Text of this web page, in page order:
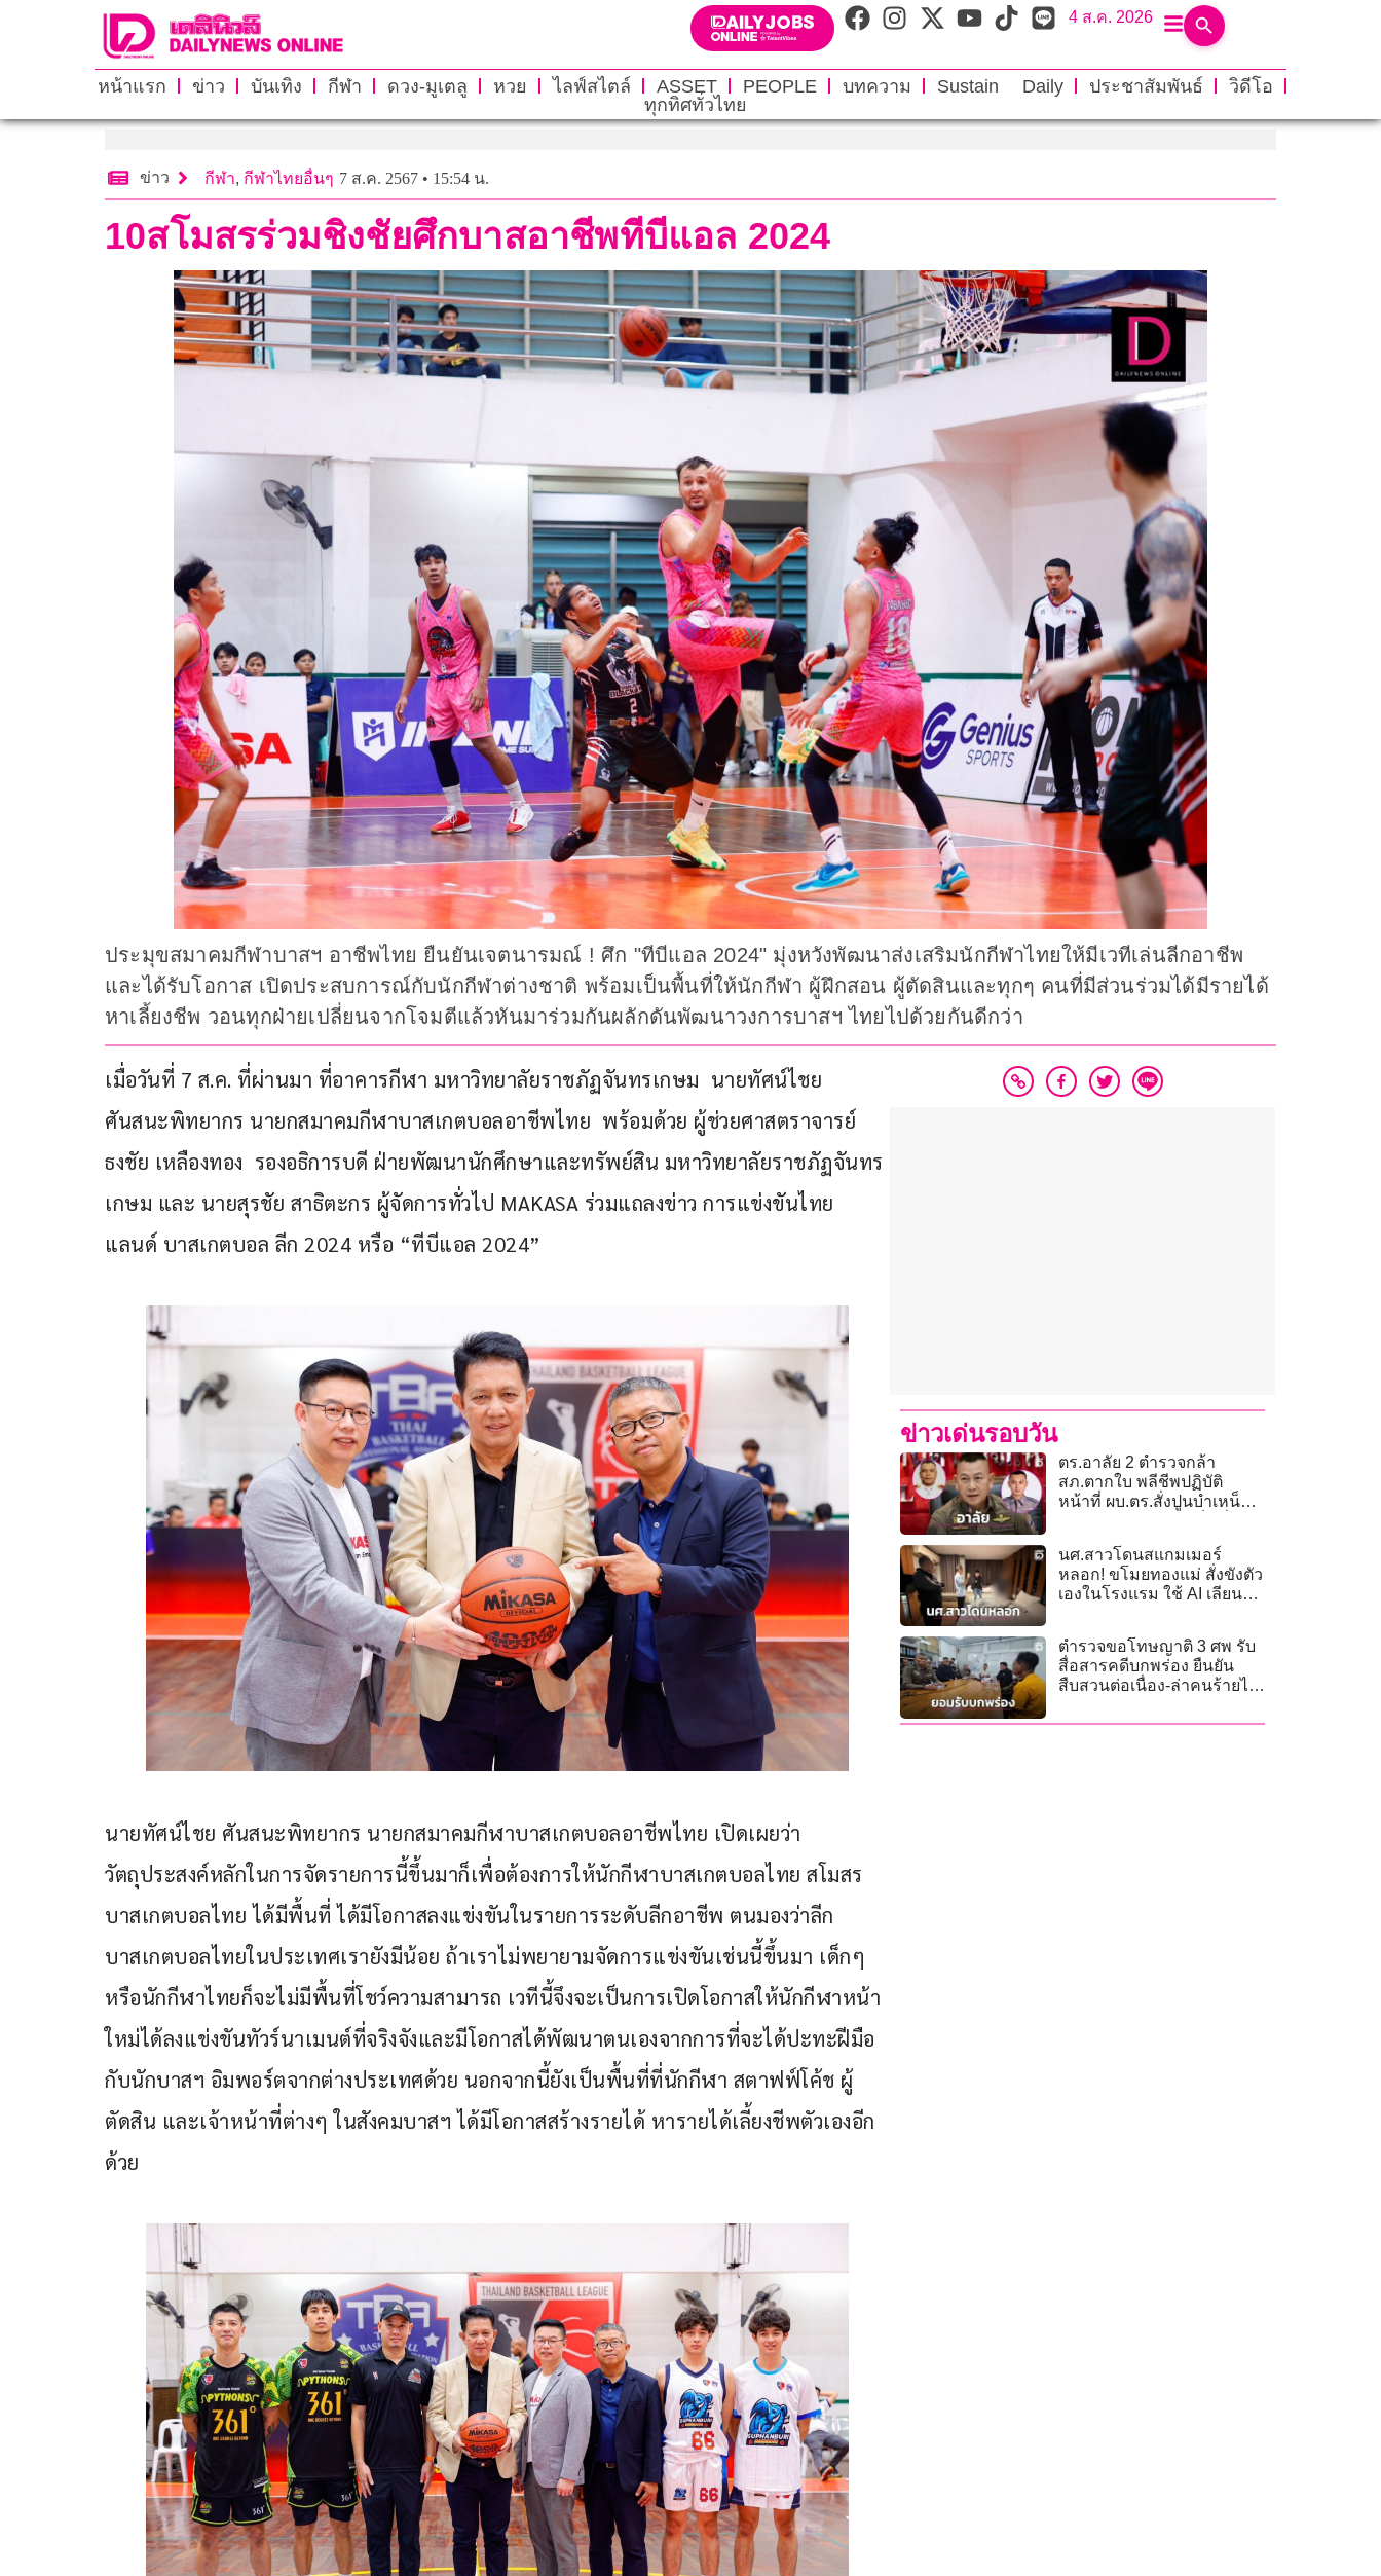
4 ส.ค. 2026
หน้าแรก ข่าว บันเทิง กีฬา ดวง-มูเตลู หวย ไลฟ์สไตล์ ASSET PEOPLE บทความ Sustain Daily ประชาสัมพันธ์
วิดีโอ
ทุกทิศทั่วไทย
ข่าว กีฬา, กีฬาไทยอื่นๆ 7 ส.ค. 2567 • 15:54 น.
10สโมสรร่วมชิงชัยศึกบาสอาชีพทีบีแอล 2024
ประมุขสมาคมกีฬาบาสฯ อาชีพไทย ยืนยันเจตนารมณ์ ! ศึก "ทีบีแอล 2024" มุ่งหวังพัฒนาส่งเสริมนักกีฬาไทยให้มีเวทีเล่นลีกอาชีพ
และได้รับโอกาส เปิดประสบการณ์กับนักกีฬาต่างชาติ พร้อมเป็นพื้นที่ให้นักกีฬา ผู้ฝึกสอน ผู้ตัดสินและทุกๆ คนที่มีส่วนร่วมได้มีรายได้
หาเลี้ยงชีพ วอนทุกฝ่ายเปลี่ยนจากโจมตีแล้วหันมาร่วมกันผลักดันพัฒนาวงการบาสฯ ไทยไปด้วยกันดีกว่า
เมื่อวันที่ 7 ส.ค. ที่ผ่านมา ที่อาคารกีฬา มหาวิทยาลัยราชภัฏจันทรเกษม  นายทัศน์ไชย
ศันสนะพิทยากร นายกสมาคมกีฬาบาสเกตบอลอาชีพไทย  พร้อมด้วย ผู้ช่วยศาสตราจารย์
ธงชัย เหลืองทอง  รองอธิการบดี ฝ่ายพัฒนานักศึกษาและทรัพย์สิน มหาวิทยาลัยราชภัฏจันทร
เกษม และ นายสุรชัย สาธิตะกร ผู้จัดการทั่วไป MAKASA ร่วมแถลงข่าว การแข่งขันไทย
แลนด์ บาสเกตบอล ลีก 2024 หรือ “ทีบีแอล 2024”
นายทัศน์ไชย ศันสนะพิทยากร นายกสมาคมกีฬาบาสเกตบอลอาชีพไทย เปิดเผยว่า
วัตถุประสงค์หลักในการจัดรายการนี้ขึ้นมาก็เพื่อต้องการให้นักกีฬาบาสเกตบอลไทย สโมสร
บาสเกตบอลไทย ได้มีพื้นที่ ได้มีโอกาสลงแข่งขันในรายการระดับลีกอาชีพ ตนมองว่าลีก
บาสเกตบอลไทยในประเทศเรายังมีน้อย ถ้าเราไม่พยายามจัดการแข่งขันเช่นนี้ขึ้นมา เด็กๆ
หรือนักกีฬาไทยก็จะไม่มีพื้นที่โชว์ความสามารถ เวทีนี้จึงจะเป็นการเปิดโอกาสให้นักกีฬาหน้า
ใหม่ได้ลงแข่งขันทัวร์นาเมนต์ที่จริงจังและมีโอกาสได้พัฒนาตนเองจากการที่จะได้ปะทะฝีมือ
กับนักบาสฯ อิมพอร์ตจากต่างประเทศด้วย นอกจากนี้ยังเป็นพื้นที่ที่นักกีฬา สตาฟฟ์โค้ช ผู้
ตัดสิน และเจ้าหน้าที่ต่างๆ ในสังคมบาสฯ ได้มีโอกาสสร้างรายได้ หารายได้เลี้ยงชีพตัวเองอีก
ด้วย
ข่าวเด่นรอบวัน
ตร.อาลัย 2 ตำรวจกล้า
สภ.ตากใบ พลีชีพปฏิบัติ
หน้าที่ ผบ.ตร.สั่งปูนบำเหน็จ-
นศ.สาวโดนสแกมเมอร์
หลอก! ขโมยทองแม่ สั่งขังตัว
เองในโรงแรม ใช้ AI เลียน
ตำรวจขอโทษญาติ 3 ศพ รับ
สื่อสารคดีบกพร่อง ยืนยัน
สืบสวนต่อเนื่อง-ล่าคนร้ายไม่